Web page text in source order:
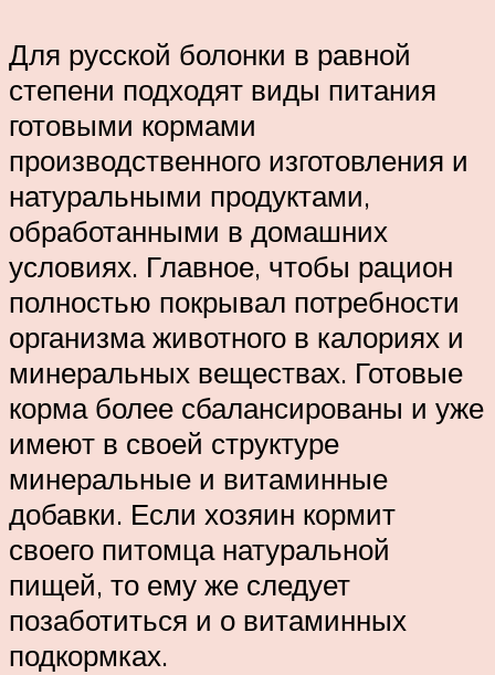
Для русской болонки в равной
степени подходят виды питания
готовыми кормами
производственного изготовления и
натуральными продуктами,
обработанными в домашних
условиях. Главное, чтобы рацион
полностью покрывал потребности
организма животного в калориях и
минеральных веществах. Готовые
корма более сбалансированы и уже
имеют в своей структуре
минеральные и витаминные
добавки. Если хозяин кормит
своего питомца натуральной
пищей, то ему же следует
позаботиться и о витаминных
подкормках.